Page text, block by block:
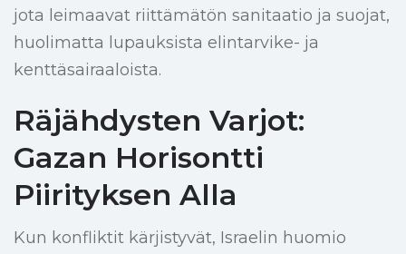
jota leimaavat riittämätön sanitaatio ja suojat,
huolimatta lupauksista elintarvike- ja
kenttäsairaaloista.
Räjähdysten Varjot:
Gazan Horisontti
Piirityksen Alla
Kun konfliktit kärjistyvät, Israelin huomio